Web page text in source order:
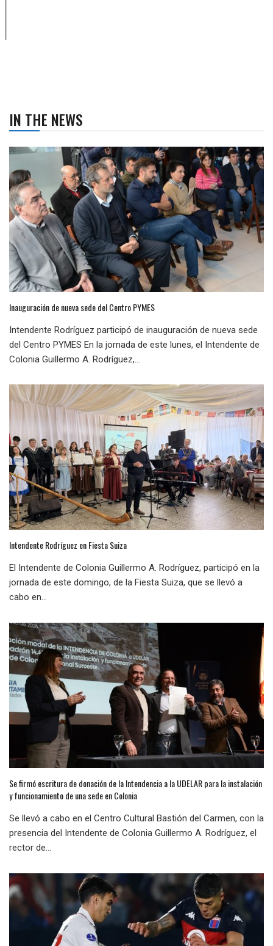
IN THE NEWS
Inauguración de nueva sede del Centro PYMES
Intendente Rodríguez participó de inauguración de nueva sede
del Centro PYMES En la jornada de este lunes, el Intendente de
Colonia Guillermo A. Rodríguez,...
Intendente Rodríguez en Fiesta Suiza
El Intendente de Colonia Guillermo A. Rodríguez, participó en la
jornada de este domingo, de la Fiesta Suiza, que se llevó a
cabo en...
Se firmó escritura de donación de la Intendencia a la UDELAR para la instalación
y funcionamiento de una sede en Colonia
Se llevó a cabo en el Centro Cultural Bastión del Carmen, con la
presencia del Intendente de Colonia Guillermo A. Rodríguez, el
rector de...